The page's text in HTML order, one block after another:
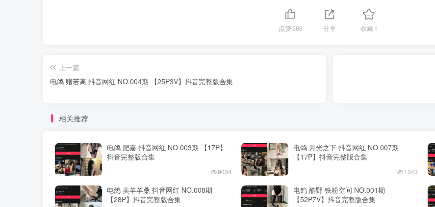
点赞566 分享 收藏1
上一篇
电鸽 赠若离 抖音网红 NO.004期 【25P3V】抖音完整版合集
相关推荐
电鸽 肥嘉 抖音网红 NO.003期 【17P】
抖音完整版合集
9034
电鸽 月光之下 抖音网红 NO.007期
【17P】抖音完整版合集
1343
电鸽 美羊羊桑 抖音网红 NO.008期
【28P】抖音完整版合集
电鸽 酷野 铁粉空间 NO.001期
【52P7V】抖音完整版合集